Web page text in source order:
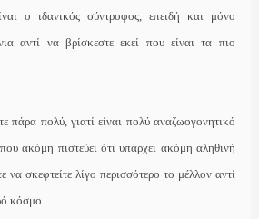
ο ιδανικός σύντροφος, επειδή και μόνο
αντί να βρίσκεστε εκεί που είναι τα πιο
πάρα πολύ, γιατί είναι πολύ αναζωογονητικό
ακόμη πιστεύει ότι υπάρχει ακόμη αληθινή
σκεφτείτε λίγο περισσότερο το μέλλον αντί
κόσμο.